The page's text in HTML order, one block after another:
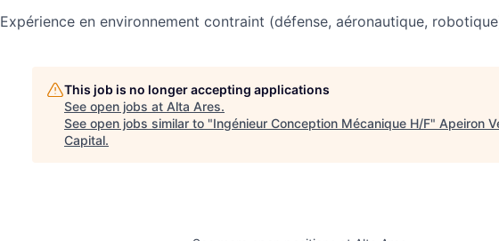
Expérience en environnement contraint (défense, aéronautique,
This job is no longer accepting applications
See open jobs at Alta Ares.
See open jobs similar to "Ingénieur Conception Mécanique H/F" Apeiron
Capital.